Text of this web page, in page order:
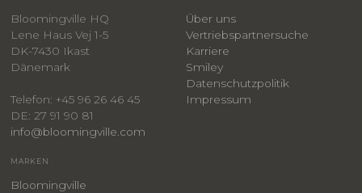
Bloomingville HQ
Lene Haus Vej 1-5
DK-7430 Ikast
Dänemark
Telefon: +45 96 26 46 45
DE: 27 91 90 81
info@bloomingville.com
Über uns
Vertriebspartnersuche
Karriere
Smiley
​Datenschutzpolitik
Impressum
MARKEN
Bloomingville